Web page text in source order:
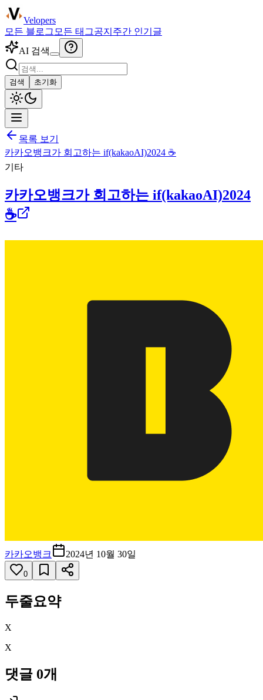
Velopers
모든 블로그 모든 태그공지 주간 인기글
AI 검색
검색 초기화
목록 보기
카카오뱅크가 회고하는 if(kakaoAI)2024 ☕️
기타
카카오뱅크가 회고하는 if(kakaoAI)2024
☕️
카카오뱅크 2024년 10월 30일
0
두줄요약
X
X
댓글 0개